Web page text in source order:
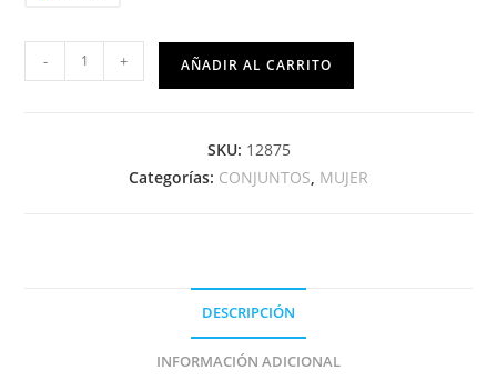
- + AÑADIR AL CARRITO
SKU: 12875
Categorías: CONJUNTOS MUJER
DESCRIPCIÓN
INFORMACIÓN ADICIONAL